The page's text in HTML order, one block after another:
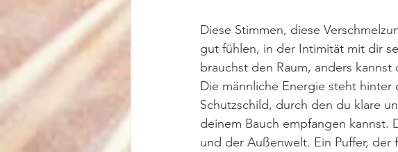
Diese Stimmen, diese
gut fühlen, in der Intimität mit dir
brauchst den Raum, anders
Die männliche Energie steht
Schutzschild, durch den du klare
deinem Bauch empfangen kannst.
und der Außenwelt. Ein Puffer, der